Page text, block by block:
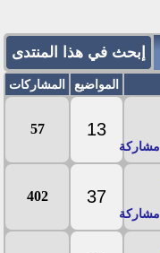
إبحث في هذا المنتدى
المواضيع المشاركات
13
57
37
402